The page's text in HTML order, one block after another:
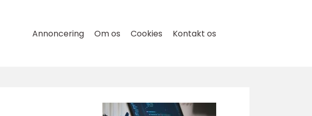
Annoncering Om os Cookies Kontakt os